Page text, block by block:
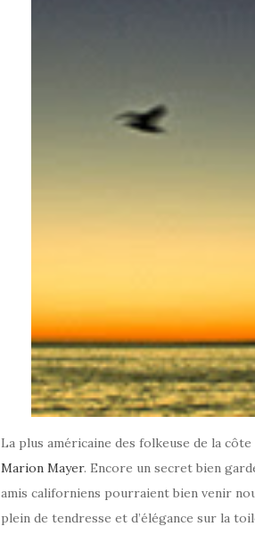
La plus américaine des folkeuse de la
Marion Mayer. Encore un secret bien
amis californiens pourraient bien venir
plein de tendresse et d’élégance sur la